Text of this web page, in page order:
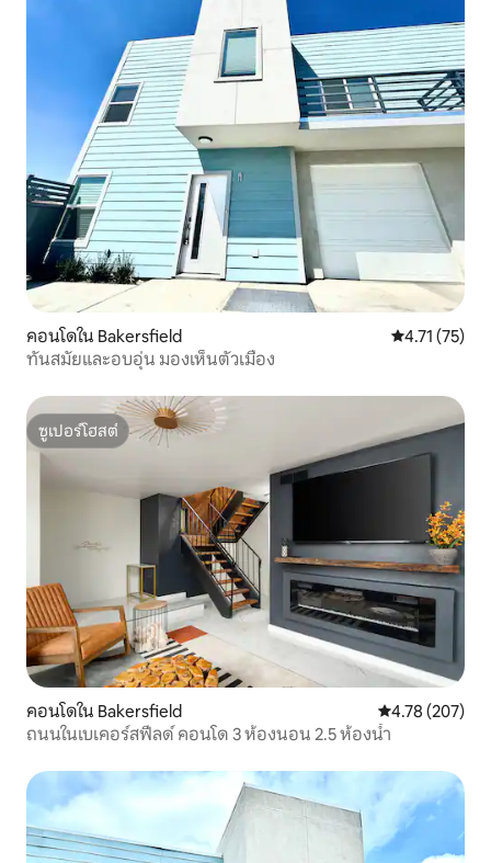
คอนโดใน Bakersfield คะแนนเฉลี่ย
4.71 (75)
ทันสมัยและอบอุ่น มองเห็นตัวเมือง
ซูเปอร์โฮสต์
ซูเปอร์โฮสต์
คอนโดใน Bakersfield คะแนนเฉลี่ย
4.78 (207)
ถนนในเบเคอร์สฟีลด์ คอนโด 3 ห้องนอน 2.5 ห้องน้ำ